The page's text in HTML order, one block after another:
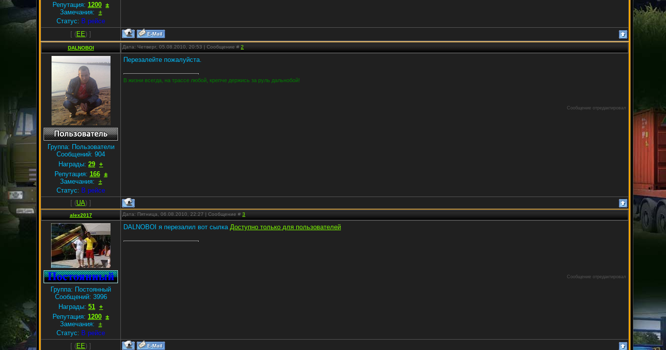
Репутация: 1200 ±
Замечания: ±
Статус: В рейсе
[ (EE) ]
DALNOBOI Дата: Четверг, 05.08.2010, 20:53 | Сообщение # 2
Группа: Пользователи
Сообщений: 904
Награды: 29 +
Репутация: 166 ±
Замечания: ±
Статус: В рейсе
Перезалейте пожалуйста.
В жизни всегда, на трассе любой, крепче держись за руль дальнобой!
Сообщение отредактировал
[ (UA) ]
alex2017 Дата: Пятница, 06.08.2010, 22:27 | Сообщение # 3
Группа: Постоянный
Сообщений: 3996
Награды: 51 +
Репутация: 1200 ±
Замечания: ±
Статус: В рейсе
DALNOBOI я перезалил вот сылка Доступно только для пользователей
Сообщение отредактировал
[ (EE) ]